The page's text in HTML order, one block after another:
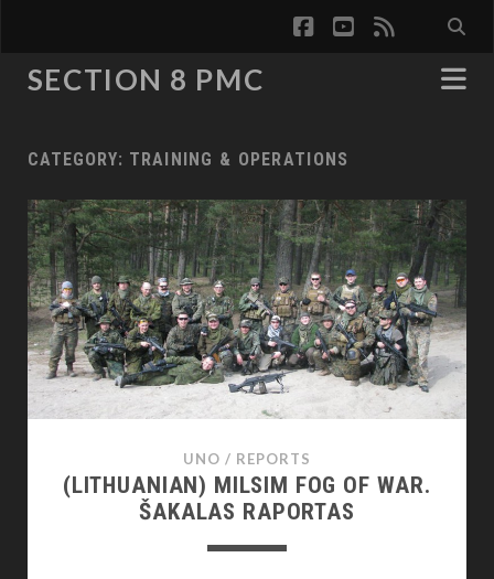
facebook
youtube
rss
SECTION 8 PMC
CATEGORY: TRAINING & OPERATIONS
UNO / REPORTS
(LITHUANIAN) MILSIM FOG OF WAR.
ŠAKALAS RAPORTAS